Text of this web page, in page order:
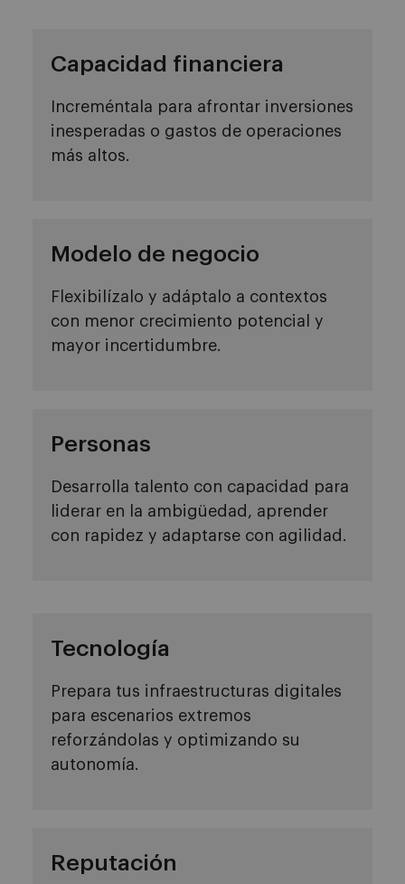
Capacidad financiera
Increméntala para afrontar inversiones
inesperadas o gastos de operaciones
más altos.
Modelo de negocio
Flexibilízalo y adáptalo a contextos
con menor crecimiento potencial y
mayor incertidumbre.
Personas
Desarrolla talento con capacidad para
liderar en la ambigüedad, aprender
con rapidez y adaptarse con agilidad.
Tecnología
Prepara tus infraestructuras digitales
para escenarios extremos
reforzándolas y optimizando su
autonomía.
Reputación